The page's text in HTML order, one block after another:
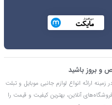
و بروز باشید
رسمی از سال 1389 تاکنون در زمینه ارائه انواع لوازم جانبی موبایل و تبلت
آنلاین، بهترین کیفیت و قیمت را